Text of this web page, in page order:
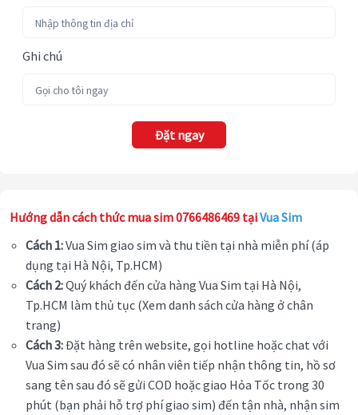
Ghi chú
Đặt ngay
Hướng dẫn cách thức mua sim 0766486469 tạiVua Sim
Cách 1:Vua Sim giao sim và thu tiền tại nhà miễn phí (áp
dụng tại Hà Nội, Tp.HCM)
Cách 2:Quý khách đến cửa hàng Vua Sim tại Hà Nội,
Tp.HCM làm thủ tục (Xem danh sách cửa hàng ở chân
trang)
Cách 3:Đặt hàng trên website, gọi hotline hoặc chat với
Vua Sim sau đó sẽ có nhân viên tiếp nhận thông tin, hồ sơ
sang tên sau đó sẽ gửi COD hoặc giao Hỏa Tốc trong 30
phút (bạn phải hỗ trợ phí giao sim) đến tận nhà, nhận sim